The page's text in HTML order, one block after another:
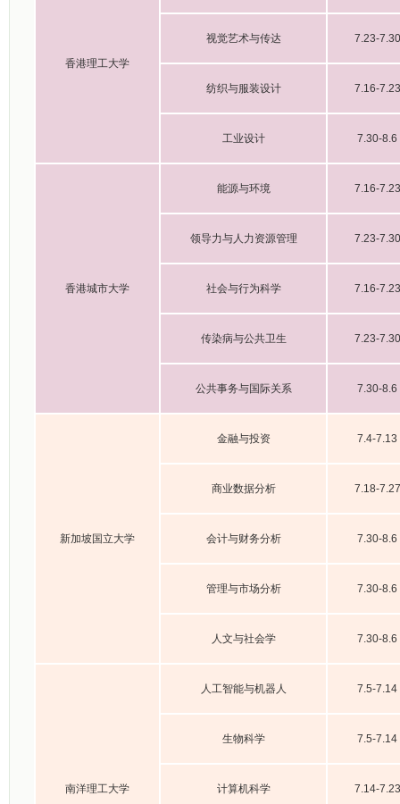
香港理工大学
视觉艺术与传达 7.23-7.30
纺织与服装设计 7.16-7.23
工业设计 7.30-8.6
香港城市大学
能源与环境 7.16-7.23
领导力与人力资源管理 7.23-7.30
社会与行为科学 7.16-7.23
传染病与公共卫生 7.23-7.30
公共事务与国际关系 7.30-8.6
新加坡国立大学
金融与投资 7.4-7.13
商业数据分析 7.18-7.27
会计与财务分析 7.30-8.6
管理与市场分析 7.30-8.6
人文与社会学 7.30-8.6
南洋理工大学
人工智能与机器人 7.5-7.14
生物科学 7.5-7.14
计算机科学 7.14-7.23